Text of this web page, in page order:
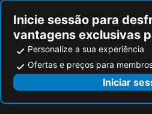
Inicie sessão para
vantagens exclusivas
Personalize a sua experiência
Ofertas e preços para
Iniciar